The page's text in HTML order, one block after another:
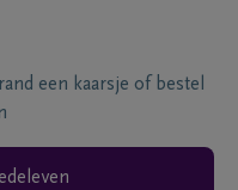
een kaarsje of bestel